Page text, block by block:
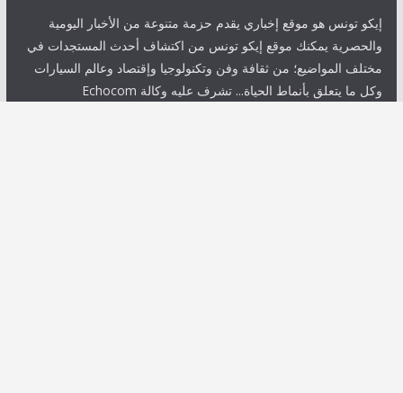
إيكو تونس هو موقع إخباري يقدم حزمة متنوعة من الأخبار اليومية
والحصرية يمكنك موقع إيكو تونس من اكتشاف أحدث المستجدات في
مختلف المواضيع؛ من ثقافة وفن وتكنولوجيا وإقتصاد وعالم السيارات
وكل ما يتعلق بأنماط الحياة... تشرف عليه وكالة Echocom